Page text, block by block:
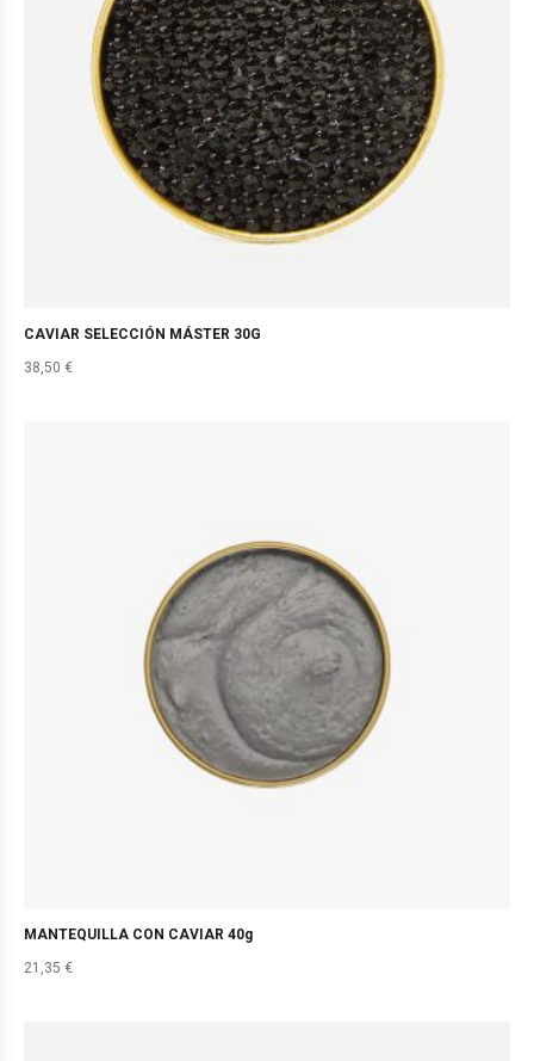
CAVIAR SELECCIÓN MÁSTER 30G
38,50 €
MANTEQUILLA CON CAVIAR 40g
21,35 €